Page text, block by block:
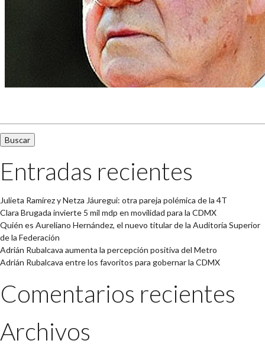
Entradas recientes
Julieta Ramírez y Netza Jáuregui: otra pareja polémica de la 4T
Clara Brugada invierte 5 mil mdp en movilidad para la CDMX
Quién es Aureliano Hernández, el nuevo titular de la Auditoría Superior
de la Federación
Adrián Rubalcava aumenta la percepción positiva del Metro
Adrián Rubalcava entre los favoritos para gobernar la CDMX
Comentarios recientes
Archivos